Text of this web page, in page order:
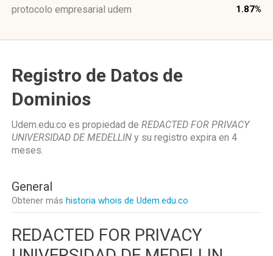
protocolo empresarial udem 1.87%
Registro de Datos de
Dominios
Udem.edu.co es propiedad de REDACTED FOR PRIVACY
UNIVERSIDAD DE MEDELLIN y su registro expira en 4
meses.
General
Obtener más historia whois de Udem.edu.co
REDACTED FOR PRIVACY